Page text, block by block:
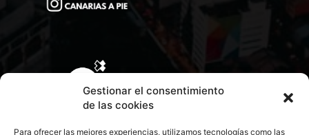
Gestionar el consentimiento
de las cookies
Para ofrecer las mejores experiencias, utilizamos tecnologías como las